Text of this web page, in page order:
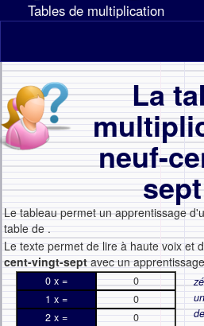
Tables de multiplication
La
neuf-
sept
Le tableau permet un apprentissage
table de .
Le texte permet de lire à haute voix et
cent-vingt-septavec un
0 x =
0
1 x =
0
2 x =
0
un